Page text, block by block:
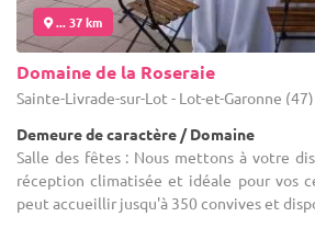
... 37 km
Domaine de la Roseraie
Sainte-Livrade-sur-Lot - Lot-et-Garonne (47)
Demeure de caractère / Domaine
Salle des fêtes : Nous mettons à votre
réception climatisée et idéale pour vos
peut accueillir jusqu'à 350 convives et